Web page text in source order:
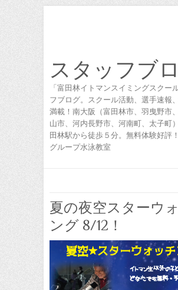
スタッフブ
「富田林イトマンスイミングスクー
フブログ。スクール活動、選手速報
満載！南大阪（富田林市、羽曳野市
山市、河内長野市、河南町、太子町
田林駅から徒歩５分。無料体験好評
グループ水泳教室
夏の夜空スターウ
ング 8/12！